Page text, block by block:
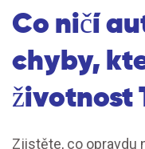
Co ničí
chyby,
životnost
Zjistěte, co opravdu